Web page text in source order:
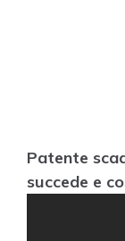
Patente
succede e